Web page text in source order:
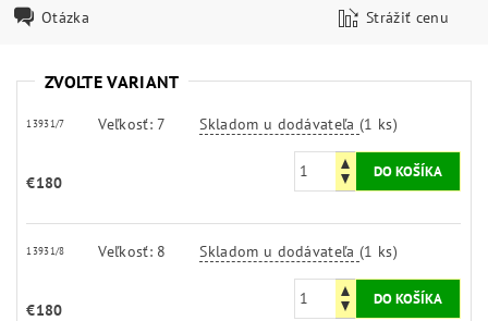
Otázka Strážiť cenu
ZVOĽTE VARIANT
13931/7 Veľkosť: 7 Skladom u dodávateľa(1 ks)
€180
13931/8 Veľkosť: 8 Skladom u dodávateľa(1 ks)
€180